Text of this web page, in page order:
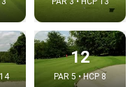
12
PAR 5 • HCP 8